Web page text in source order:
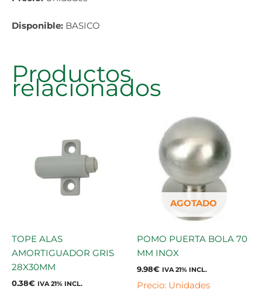
Disponible: BASICO
Productos
relacionados
TOPE ALAS
AMORTIGUADOR GRIS
28X30MM
0.38€ IVA 21% INCL.
AGOTADO
POMO PUERTA BOLA 70
MM INOX
9.98€ IVA 21% INCL.
Precio: Unidades